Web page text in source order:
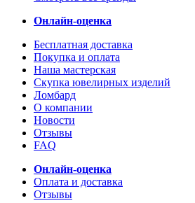
Онлайн-оценка
Бесплатная доставка
Покупка и оплата
Наша мастерская
Скупка ювелирных изделий
Ломбард
О компании
Новости
Отзывы
FAQ
Онлайн-оценка
Оплата и доставка
Отзывы